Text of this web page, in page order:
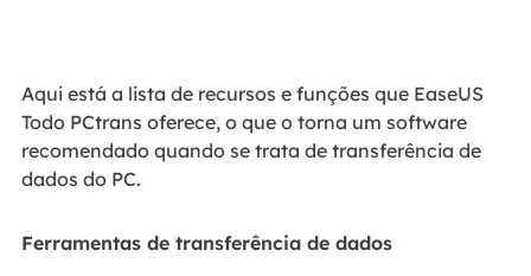
Aqui está a lista de recursos e funções que EaseUS
Todo PCtrans oferece, o que o torna um software
recomendado quando se trata de transferência de
dados do PC.
Ferramentas de transferência de dados